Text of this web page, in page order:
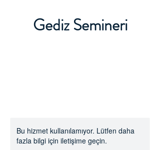
Gediz Semineri
Bu hizmet kullanılamıyor. Lütfen daha
fazla bilgi için iletişime geçin.